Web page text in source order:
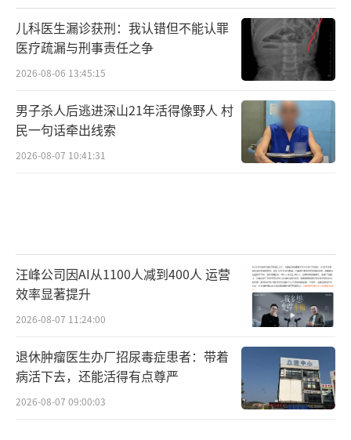
儿科医生漏诊获刑：我认错但不能认罪
医疗疏漏与刑事责任之争
2026-08-06 13:45:15
男子杀人后逃进深山21年活得像野人 村
民一句话牵出线索
2026-08-07 10:41:31
汪峰公司因AI从1100人减到400人 运营
效率显著提升
2026-08-07 11:24:00
退休肿瘤医生办厂招尿毒症患者：带着
病活下去，还能活得有点尊严
2026-08-07 09:00:03